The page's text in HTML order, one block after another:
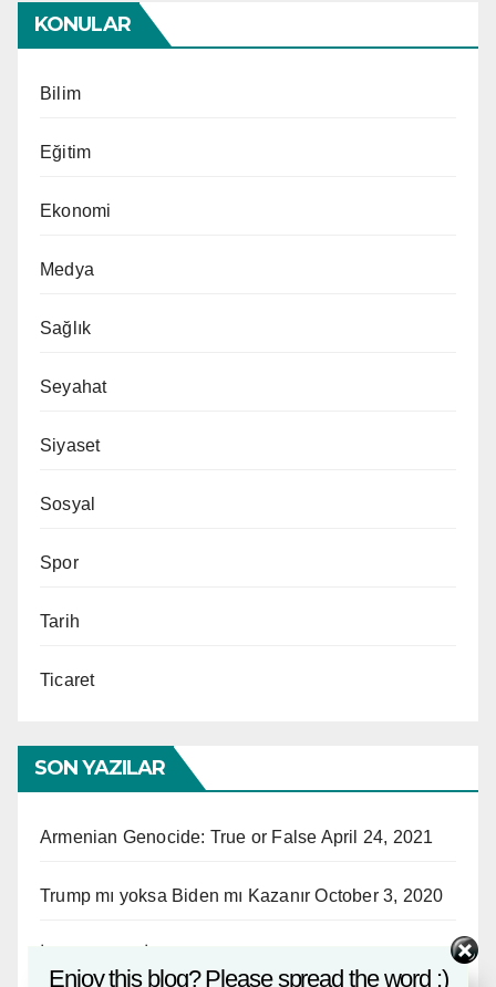
KONULAR
Bilim
Eğitim
Ekonomi
Medya
Sağlık
Seyahat
Siyaset
Sosyal
Spor
Tarih
Ticaret
SON YAZILAR
Armenian Genocide: True or False April 24, 2021
Trump mı yoksa Biden mı Kazanır October 3, 2020
Enjoy this blog? Please spread the word :)